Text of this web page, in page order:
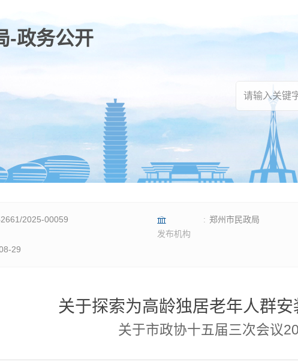
2025-00059 郑州市民政局
29
关于探索为高龄独居老年人群安
关于市政协十五届三次会议